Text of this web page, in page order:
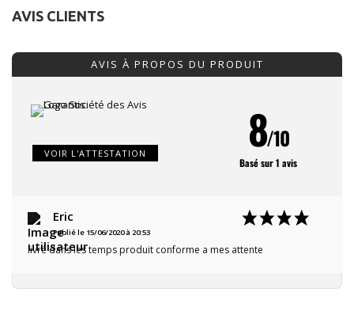
AVIS CLIENTS
AVIS À PROPOS DU PRODUIT
VOIR L'ATTESTATION 8/10
Basé sur 1 avis
Eric
Publié le 15/06/2020 à 20:53
livré dans les temps produit conforme a mes attente